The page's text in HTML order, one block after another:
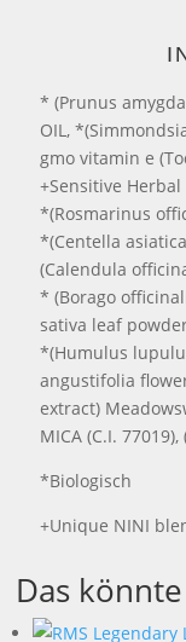
* (Prunus
OIL,
gmo vitamin e
+Sensitive Herbal
*(Rosmarinus
*(Centella
(Calendula
* (Borago
sativa leaf
*(Humulus
angustifolia
extract)
MICA (C.I. 77019),
*Biologisch
+Unique NINI
Das